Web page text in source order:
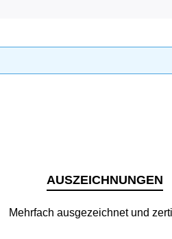
AUSZEICHNUNGEN
Mehrfach ausgezeichnet und